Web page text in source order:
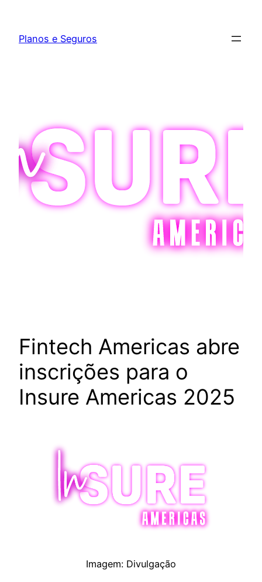
Planos e Seguros
Fintech Americas abre
inscrições para o
Insure Americas 2025
Imagem: Divulgação